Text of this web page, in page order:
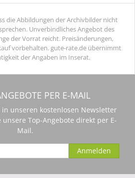
die Abbildungen der Archivbilder nicht
Unverbindliches Angebot des
der Vorrat reicht. Preisänderungen,
vorbehalten. gute-rate.de übernimmt
der Angaben im Inserat.
PER E-MAIL
unseren kostenlosen Newsletter
Top-Angebote direkt per E-
Mail.